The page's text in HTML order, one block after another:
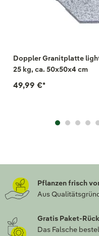
Doppler Granitplatte
25 kg, ca. 50x50x4 cm
49,99 €*
Pflanzen frisch
Aus
Gratis Paket-
Das Falsche